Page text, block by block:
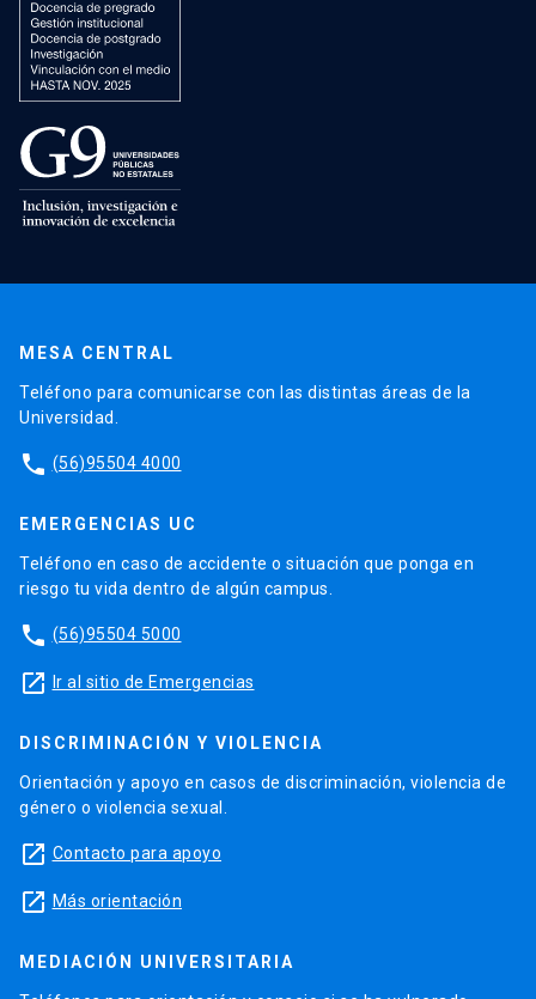
MESA CENTRAL
Teléfono para comunicarse con las distintas áreas de la
Universidad.
phone (56)95504 4000
EMERGENCIAS UC
Teléfono en caso de accidente o situación que ponga en
riesgo tu vida dentro de algún campus.
phone (56)95504 5000
launch Ir al sitio de Emergencias
DISCRIMINACIÓN Y VIOLENCIA
Orientación y apoyo en casos de discriminación, violencia de
género o violencia sexual.
launch Contacto para apoyo
launch Más orientación
MEDIACIÓN UNIVERSITARIA